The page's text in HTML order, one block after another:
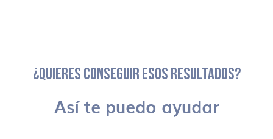
¿QUIERES CONSEGUIR ESOS RESULTADOS?
Así te puedo ayudar